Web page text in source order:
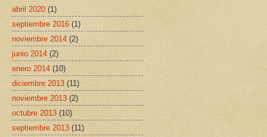
abril 2020 (1)
septiembre 2016 (1)
noviembre 2014 (2)
junio 2014 (2)
enero 2014 (10)
diciembre 2013 (11)
noviembre 2013 (2)
octubre 2013 (10)
septiembre 2013 (11)